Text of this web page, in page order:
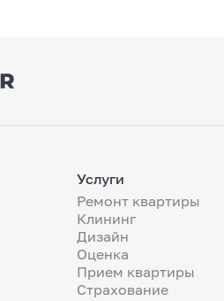
Услуги
Ремонт квартиры
Клининг
Дизайн
Оценка
Прием квартиры
Страхование